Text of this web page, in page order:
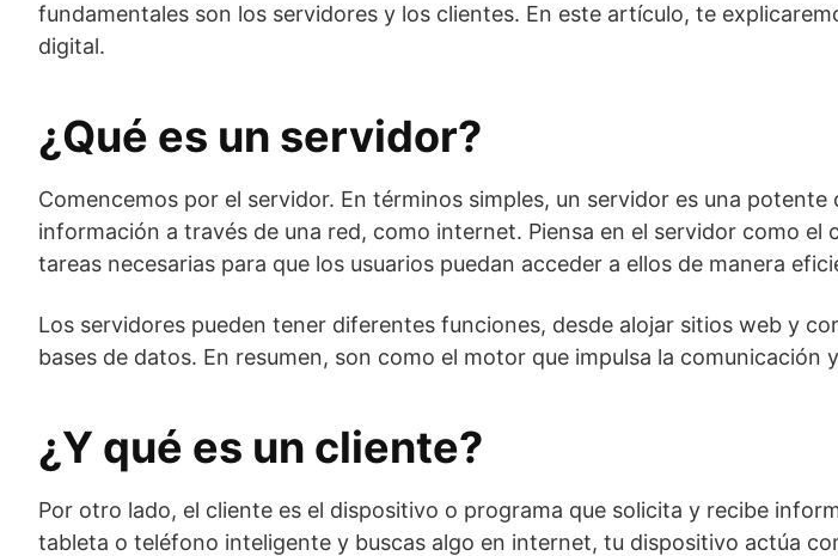
fundamentales son los servidores y los clientes. En este artículo, te
digital.
¿Qué es un servidor?
Comencemos por el servidor. En términos simples, un servidor es una
información a través de una red, como internet. Piensa en el servidor como
tareas necesarias para que los usuarios puedan acceder a ellos de manera
Los servidores pueden tener diferentes funciones, desde alojar sitios web y
bases de datos. En resumen, son como el motor que impulsa la comunicación
¿Y qué es un cliente?
Por otro lado, el cliente es el dispositivo o programa que solicita y recibe
tableta o teléfono inteligente y buscas algo en internet, tu dispositivo actúa